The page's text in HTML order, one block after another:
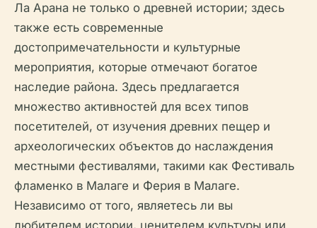
Ла Арана не только о древней истории; здесь
также есть современные
достопримечательности и культурные
мероприятия, которые отмечают богатое
наследие района. Здесь предлагается
множество активностей для всех типов
посетителей, от изучения древних пещер и
археологических объектов до наслаждения
местными фестивалями, такими как Фестиваль
фламенко в Малаге и Ферия в Малаге.
Независимо от того, являетесь ли вы
любителем истории, ценителем культуры или